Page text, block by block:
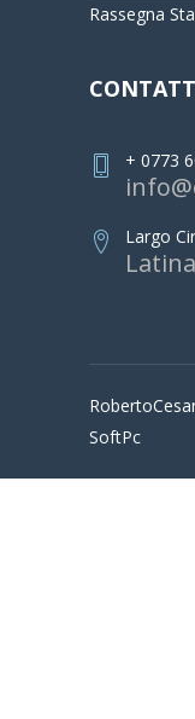
Rassegna
+ 0773
Largo
SoftPc